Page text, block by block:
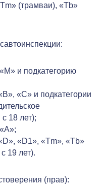
(трамваи), «Tb»
и подкатегорию
«C» и подкатегории
18 лет);
«D1», «Tm», «Tb»
19 лет).
(прав):